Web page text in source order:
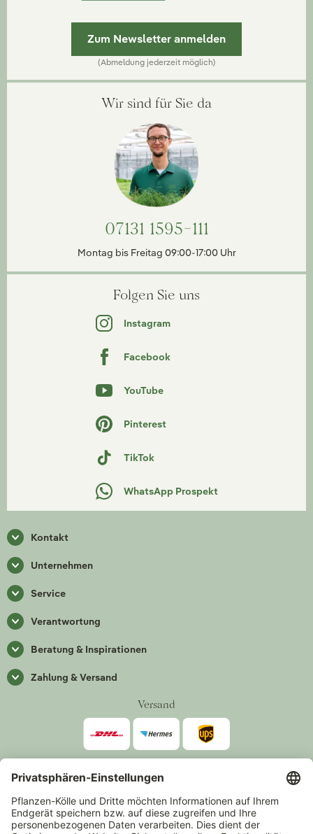
Zum Newsletter anmelden
(Abmeldung jederzeit möglich)
Wir sind für Sie da
07131 1595-111
Montag bis Freitag 09:00-17:00 Uhr
Folgen Sie uns
Instagram
Facebook
YouTube
Pinterest
TikTok
WhatsApp Prospekt
Kontakt
Unternehmen
Service
Verantwortung
Beratung & Inspirationen
Zahlung & Versand
Versand